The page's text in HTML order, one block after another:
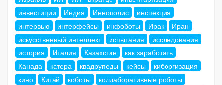
инвестиции
Индия Иннополис
инспекция
интервью
интерфейсы инфоботы Ирак
Иран
искусственный интеллект
испытания
исследования
история
Италия Казахстан
как заработать
Канада
катера квадрупеды кейсы
киборгизация
кино
Китай коботы
коллаборативные роботы